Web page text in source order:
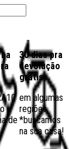
de
30 dias pra
devolução
grátis
em algumas
regiões,
*buscamos
na sua casa!